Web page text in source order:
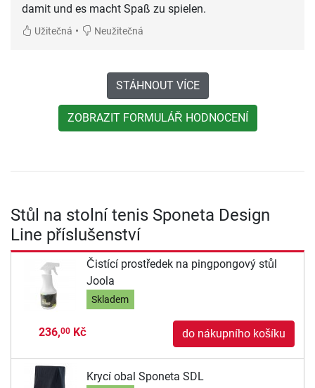
damit und es macht Spaß zu spielen.
Užitečná • Neužitečná
STÁHNOUT VÍCE
ZOBRAZIT FORMULÁŘ HODNOCENÍ
Stůl na stolní tenis Sponeta Design
Line příslušenství
Čistící prostředek na pingpongový stůl
Joola
Skladem
236,00Kč do nákupního košíku
Krycí obal Sponeta SDL